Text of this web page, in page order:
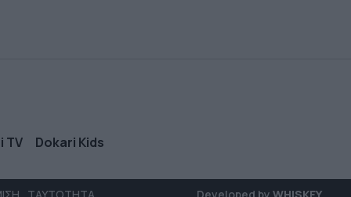
TV Dokari Kids